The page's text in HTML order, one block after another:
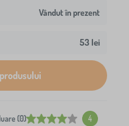
Vândut în prezent
53 lei
(0) 4